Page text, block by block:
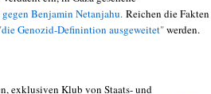
Benjamin Netanjahu. Reichen die Fakten
Genozid-Definintion ausgeweitet"werden.
exklusiven Klub von Staats- und